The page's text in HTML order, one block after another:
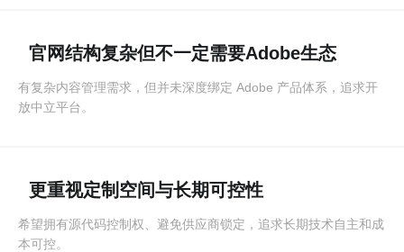
官网结构复杂但不一定需要Adobe生态
有复杂内容管理需求，但并未深度绑定 Adobe 产品体系，追求开
放中立平台。
更重视定制空间与长期可控性
希望拥有源代码控制权、避免供应商锁定，追求长期技术自主和成
本可控。